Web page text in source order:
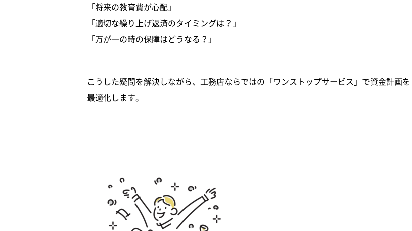
「将来の教育費が心配」
「適切な繰り上げ返済のタイミングは？」
「万が一の時の保障はどうなる？」
こうした疑問を解決しながら、工務店ならではの「ワンストップサービス」で資金計画を
最適化します。